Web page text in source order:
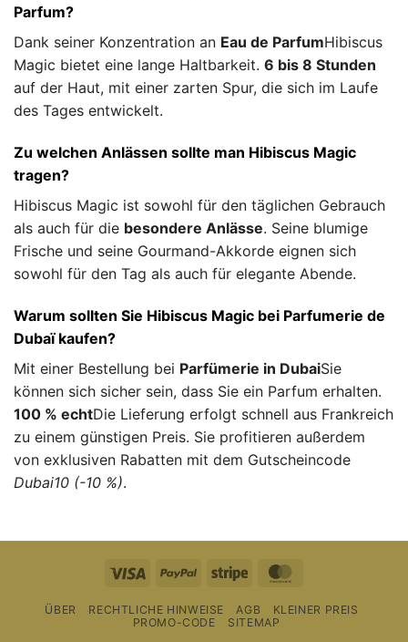
Parfum?
Dank seiner Konzentration an Eau de ParfumHibiscus
Magic bietet eine lange Haltbarkeit. 6 bis 8 Stunden
auf der Haut, mit einer zarten Spur, die sich im Laufe
des Tages entwickelt.
Zu welchen Anlässen sollte man Hibiscus Magic
tragen?
Hibiscus Magic ist sowohl für den täglichen Gebrauch
als auch für die besondere Anlässe. Seine blumige
Frische und seine Gourmand-Akkorde eignen sich
sowohl für den Tag als auch für elegante Abende.
Warum sollten Sie Hibiscus Magic bei Parfumerie de
Dubaï kaufen?
Mit einer Bestellung bei Parfümerie in DubaiSie
können sich sicher sein, dass Sie ein Parfum erhalten.
100 % echtDie Lieferung erfolgt schnell aus Frankreich
zu einem günstigen Preis. Sie profitieren außerdem
von exklusiven Rabatten mit dem Gutscheincode
Dubai10 (-10 %).
Visum PayPal Streifen
ÜBER RECHTLICHE HINWEISE AGB
KLEINER PREIS
PROMO-CODE
SITEMAP